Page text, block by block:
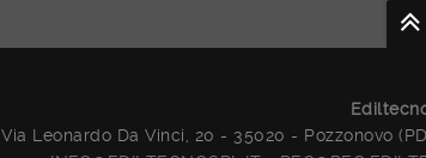
Via Leonardo Da Vinci, 20 - 35020 - Pozzonovo